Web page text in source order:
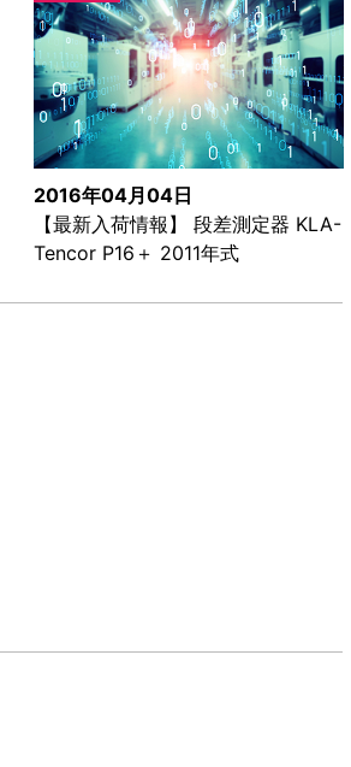
2016年04月04日
【最新入荷情報】 段差測定器 KLA-
Tencor P16＋ 2011年式